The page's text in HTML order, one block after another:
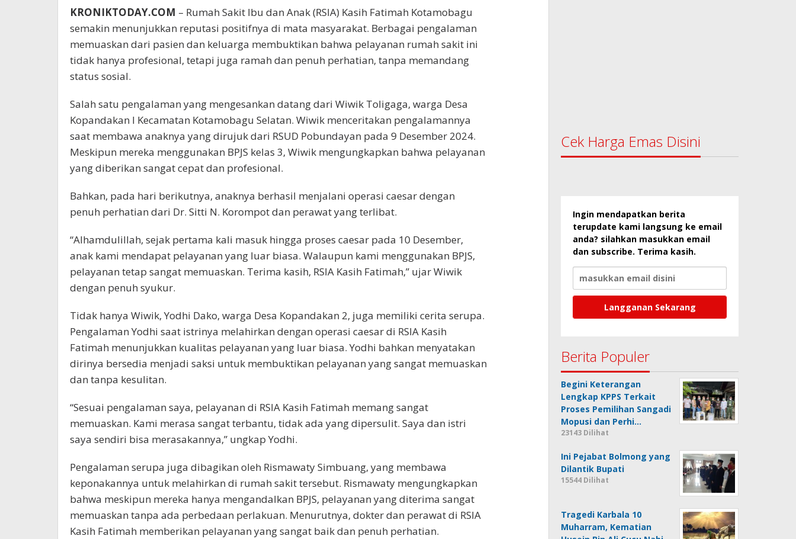
KRONIKTODAY.COM – Rumah Sakit Ibu dan Anak (RSIA) Kasih Fatimah Kotamobagu
semakin menunjukkan reputasi positifnya di mata masyarakat. Berbagai pengalaman
memuaskan dari pasien dan keluarga membuktikan bahwa pelayanan rumah sakit ini
tidak hanya profesional, tetapi juga ramah dan penuh perhatian, tanpa memandang
status sosial.
Salah satu pengalaman yang mengesankan datang dari Wiwik Toligaga, warga Desa
Kopandakan I Kecamatan Kotamobagu Selatan. Wiwik menceritakan pengalamannya
saat membawa anaknya yang dirujuk dari RSUD Pobundayan pada 9 Desember 2024.
Meskipun mereka menggunakan BPJS kelas 3, Wiwik mengungkapkan bahwa pelayanan
yang diberikan sangat cepat dan profesional.
Bahkan, pada hari berikutnya, anaknya berhasil menjalani operasi caesar dengan
penuh perhatian dari Dr. Sitti N. Korompot dan perawat yang terlibat.
“Alhamdulillah, sejak pertama kali masuk hingga proses caesar pada 10 Desember,
anak kami mendapat pelayanan yang luar biasa. Walaupun kami menggunakan BPJS,
pelayanan tetap sangat memuaskan. Terima kasih, RSIA Kasih Fatimah,” ujar Wiwik
dengan penuh syukur.
Tidak hanya Wiwik, Yodhi Dako, warga Desa Kopandakan 2, juga memiliki cerita serupa.
Pengalaman Yodhi saat istrinya melahirkan dengan operasi caesar di RSIA Kasih
Fatimah menunjukkan kualitas pelayanan yang luar biasa. Yodhi bahkan menyatakan
dirinya bersedia menjadi saksi untuk membuktikan pelayanan yang sangat memuaskan
dan tanpa kesulitan.
“Sesuai pengalaman saya, pelayanan di RSIA Kasih Fatimah memang sangat
memuaskan. Kami merasa sangat terbantu, tidak ada yang dipersulit. Saya dan istri
saya sendiri bisa merasakannya,” ungkap Yodhi.
Pengalaman serupa juga dibagikan oleh Rismawaty Simbuang, yang membawa
keponakannya untuk melahirkan di rumah sakit tersebut. Rismawaty mengungkapkan
bahwa meskipun mereka hanya mengandalkan BPJS, pelayanan yang diterima sangat
memuaskan tanpa ada perbedaan perlakuan. Menurutnya, dokter dan perawat di RSIA
Kasih Fatimah memberikan pelayanan yang sangat baik dan penuh perhatian.
Cek Harga Emas Disini
Ingin mendapatkan berita
terupdate kami langsung ke email
anda? silahkan masukkan email
dan subscribe. Terima kasih.
Berita Populer
Begini Keterangan
Lengkap KPPS Terkait
Proses Pemilihan Sangadi
Mopusi dan Perhi…
23143 Dilihat
Ini Pejabat Bolmong yang
Dilantik Bupati
15544 Dilihat
Tragedi Karbala 10
Muharram, Kematian